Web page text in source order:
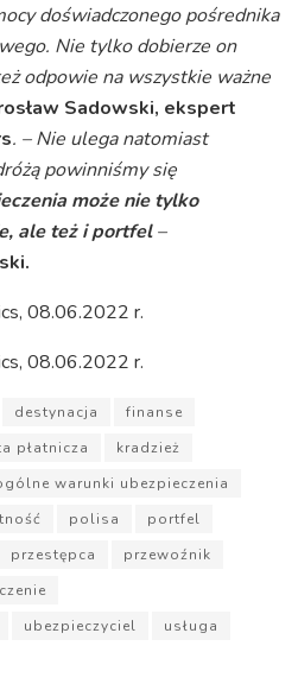
doświadczonego pośrednika
Nie tylko dobierze on
odpowie na wszystkie ważne
Sadowski, ekspert
. – Nie ulega natomiast
powinniśmy się
może nie tylko
ale też i portfel–
08.06.2022 r.
08.06.2022 r.
destynacja
finanse
płatnicza
kradzież
warunki ubezpieczenia
polisa
portfel
przestępca
przewoźnik
ubezpieczyciel
usługa